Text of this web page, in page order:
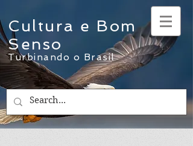
Cultura e Bom
Senso
Turbinando o Brasil